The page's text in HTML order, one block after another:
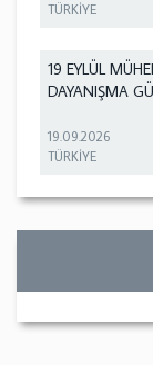
TÜRKİYE
19 EYLÜL
DAYANIŞMA
19.09.2026
TÜRKİYE